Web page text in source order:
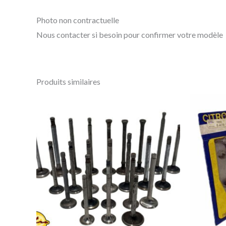
Photo non contractuelle
Nous contacter si besoin pour confirmer votre modèle
Produits similaires
produit
plusieurs
variations.
Les
options
peuvent